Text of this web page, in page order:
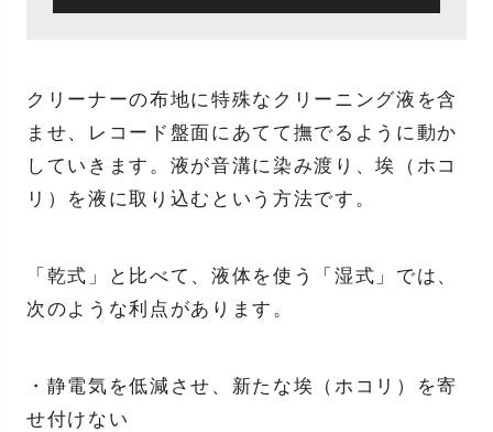
クリーナーの布地に特殊なクリーニング液を含
ませ、レコード盤面にあてて撫でるように動か
していきます。液が音溝に染み渡り、埃（ホコ
リ）を液に取り込むという方法です。
「乾式」と比べて、液体を使う「湿式」では、
次のような利点があります。
・静電気を低減させ、新たな埃（ホコリ）を寄
せ付けない